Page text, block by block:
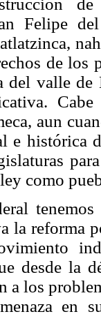
Felipe
de los
del valle
aun
e histórica
como
la reforma
desde la
a los
en